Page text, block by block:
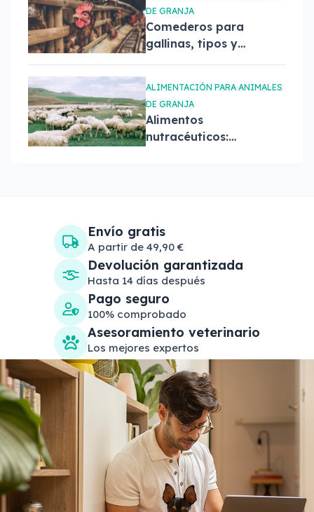
DE GRANJA
Comederos para
gallinas, tipos y
ALIMENTACIÓN PARA ANIMALES
DE GRANJA
Alimentos
nutracéuticos:
Envío gratis
A partir de 49,90 €
Devolución garantizada
Hasta 14 días después
Pago seguro
100% comprobado
Asesoramiento veterinario
Los mejores expertos